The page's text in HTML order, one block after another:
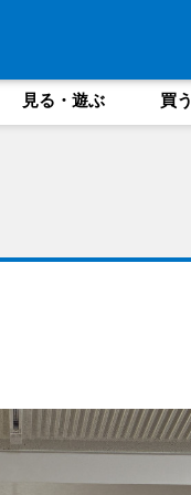
見る・遊ぶ 買う